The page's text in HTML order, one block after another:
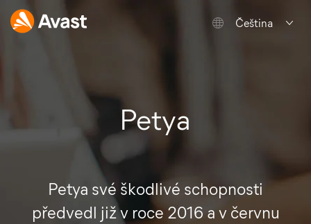
Čeština
Petya
Petya své škodlivé schopnosti
předvedl již v roce 2016 a v červnu